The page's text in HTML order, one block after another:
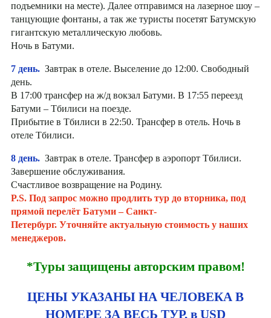
подъемники на месте). Далее отправимся на лазерное шоу –
танцующие фонтаны, а так же туристы посетят Батумскую
гигантскую металлическую любовь.
Ночь в Батуми.
7 день. Завтрак в отеле. Выселение до 12:00. Свободный
день.
В 17:00 трансфер на ж/д вокзал Батуми. В 17:55 переезд
Батуми – Тбилиси на поезде.
Прибытие в Тбилиси в 22:50. Трансфер в отель. Ночь в
отеле Тбилиси.
8 день. Завтрак в отеле. Трансфер в аэропорт Тбилиси.
Завершение обслуживания.
Счастливое возвращение на Родину.
P.S. Под запрос можно продлить тур до вторника, под
прямой перелёт Батуми – Санкт-
Петербург. Уточняйте актуальную стоимость у наших
менеджеров.
*Туры защищены авторским правом!
ЦЕНЫ УКАЗАНЫ НА ЧЕЛОВЕКА В
НОМЕРЕ ЗА ВЕСЬ ТУР, в USD